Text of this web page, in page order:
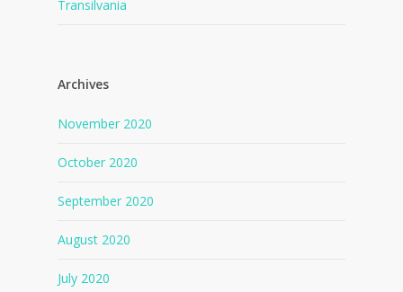
Transilvania
Archives
November 2020
October 2020
September 2020
August 2020
July 2020